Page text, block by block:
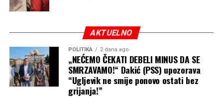
AKTUELNO
POLITIKA 2 dana ago
„NEĆEMO ČEKATI DEBELI MINUS DA SE
SMRZAVAMO!“ Dakić (PSS) upozorava
“Ugljevik ne smije ponovo ostati bez
grijanja!”